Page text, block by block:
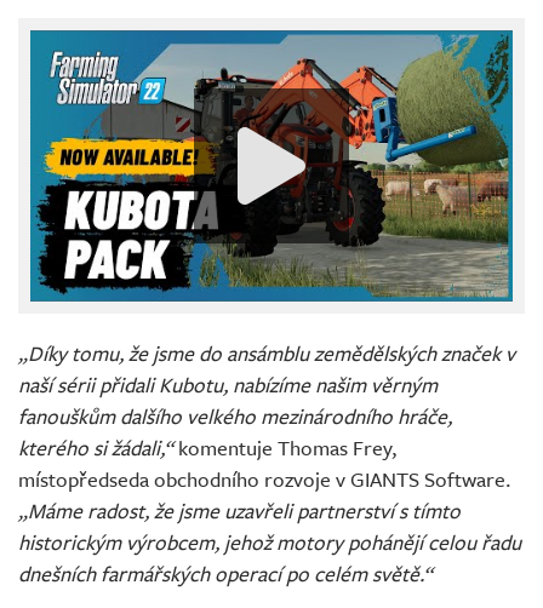
„Díky tomu, že jsme do ansámblu zemědělských značek v
naší sérii přidali Kubotu, nabízíme našim věrným
fanouškům dalšího velkého mezinárodního hráče,
kterého si žádali,“komentuje Thomas Frey,
místopředseda obchodního rozvoje v GIANTS Software.
„Máme radost, že jsme uzavřeli partnerství s tímto
historickým výrobcem, jehož motory pohánějí celou řadu
dnešních farmářských operací po celém světě.“